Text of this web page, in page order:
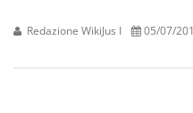
Redazione WikiJus I 05/07/